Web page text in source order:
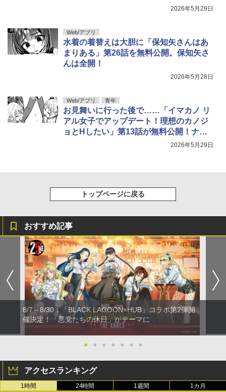
2026年5月29日
Web/アプリ
水着の着替えは大胆に「保知矢さんはあ
まりある」第26話を無料公開。保知矢さ
んは全開！
2026年5月28日
Web/アプリ 青年
お見舞いに行った後で……「イマカノ リ
アル女子でアップデート！理想のカノジ
ョとHしたい」第13話が無料公開！ナー
2026年5月29日
トップページに戻る
おすすめ記事
8/7～8/30：「BLACK LAGOON×HUB」コラボ第2弾開
催決定！「悪党たちの休日」がテーマに
● ● ● ● ● ● ●
アクセスランキング
1時間 24時間 1週間 1カ月